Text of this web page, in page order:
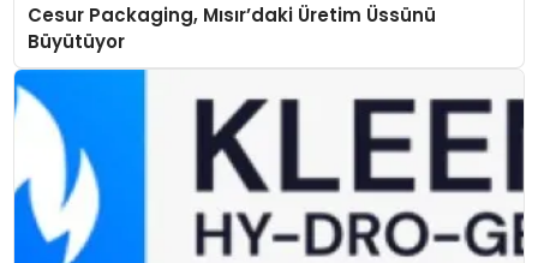
Cesur Packaging, Mısır’daki Üretim Üssünü
Büyütüyor